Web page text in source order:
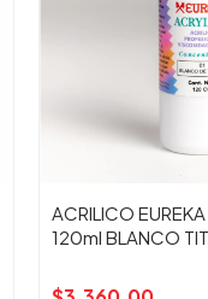
ACRILICO
120ml BLANCO